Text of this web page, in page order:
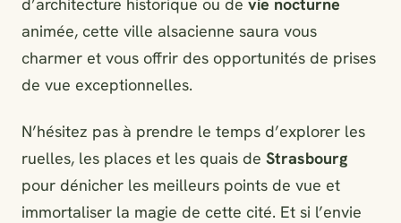
animée, cette ville alsacienne saura vous
charmer et vous offrir des opportunités de prises
de vue exceptionnelles.
N’hésitez pas à prendre le temps d’explorer les
ruelles, les places et les quais de Strasbourg
pour dénicher les meilleurs points de vue et
immortaliser la magie de cette cité. Et si l’envie